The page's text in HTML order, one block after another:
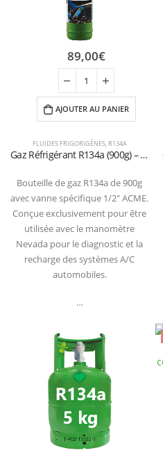
FLUIDES FRIGORIGÈNES, R134A
Gaz Réfrigérant R134a (900g) – Vanne 1/2″ ACME per Système Nevada
Bouteille de gaz R134a de 900g
avec vanne spécifique 1/2″ ACME.
Conçue exclusivement pour être
utilisée avec le manomètre
Nevada pour le diagnostic et la
recharge des systèmes A/C
automobiles.
…
89,00€
AJOUTER AU PANIER